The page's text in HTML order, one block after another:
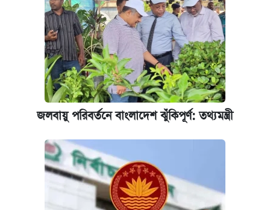
জলবায়ু পরিবর্তনে বাংলাদেশ ঝুঁকিপূর্ণ: তথ্যমন্ত্রী